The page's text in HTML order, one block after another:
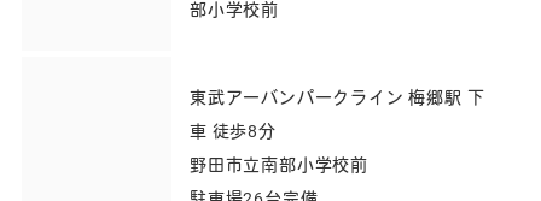
部小学校前
東武アーバンパークライン 梅郷駅 下
車 徒歩8分
野田市立南部小学校前